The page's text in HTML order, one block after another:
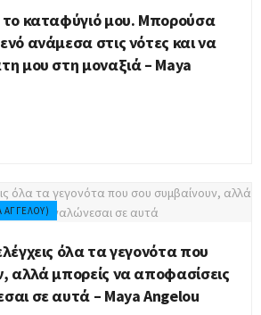
το καταφύγιό μου. Μπορούσα
ανάμεσα στις νότες και να
μου στη μοναξιά – Maya
ΑΓΓΈΛΟΥ)
όλα τα γεγονότα που
αλλά μπορείς να αποφασίσεις
σε αυτά – Maya Angelou